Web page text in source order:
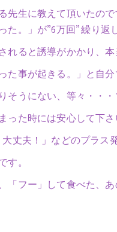
先生に教えて頂いたの
た。」が”6万回” 繰り返
れると誘導がかかり、
た事が起きる。」と自分
そうにない、等々・・
た時には安心して下さ
丈夫！」などのプラス
。
フー」して食べた、あ